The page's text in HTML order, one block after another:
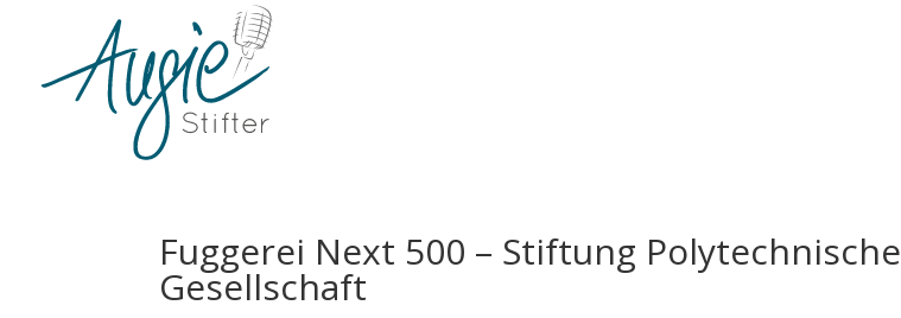
Fuggerei Next 500 – Stiftung Polytechnische
Gesellschaft